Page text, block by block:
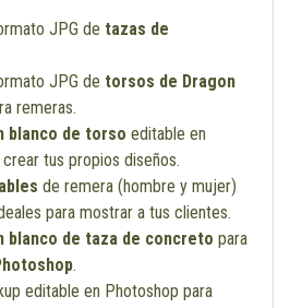
JPG de tazas de
JPG de torsos de Dragon
remeras.
blanco de torso editable en
crear tus propios diseños.
de remera (hombre y mujer)
para mostrar a tus clientes.
blanco de taza de concreto para
.
editable en Photoshop para